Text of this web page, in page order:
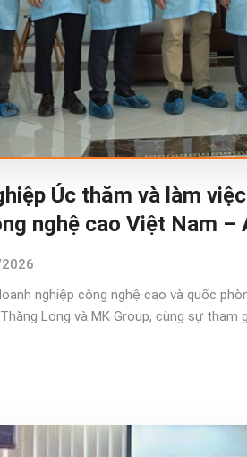
Úc thăm và làm
nghệ cao Việt Nam –
nghiệp công nghệ cao và quốc
Long và MK Group, cùng sự